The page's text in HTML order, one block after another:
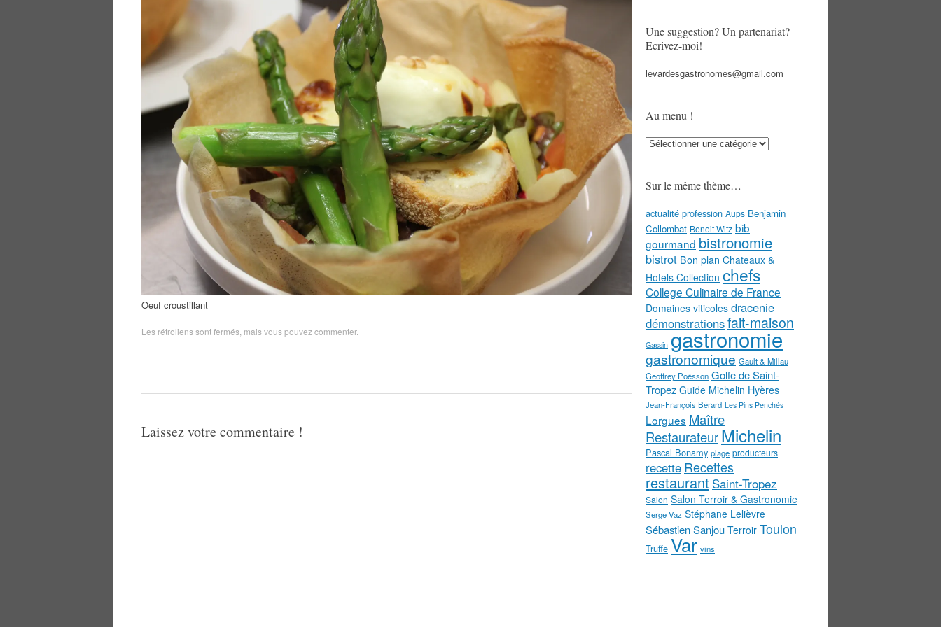
Oeuf croustillant
Les rétroliens sont fermés, mais vous pouvezcommenter.
Laissez votre commentaire !
Une suggestion? Un partenariat?
Ecrivez-moi!
levardesgastronomes@gmail.com
Au menu !
Au
Sur le même thème…
actualité profession Aups Benjamin
Collombat Benoit Witz bib
gourmand bistronomie
bistrot Bon plan Chateaux &
Hotels Collection chefs
College Culinaire de France
Domaines viticoles dracenie
démonstrationsfait-maison
Gassin gastronomie
gastronomique Gault & Millau
Geoffrey Poësson Golfe de Saint-
Tropez Guide Michelin Hyères
Jean-François Bérard Les Pins Penchés
Lorgues Maître
RestaurateurMichelin
Pascal Bonamy plage producteurs
recette Recettes
restaurant Saint-Tropez
Salon Salon Terroir & Gastronomie
Serge Vaz Stéphane Lelièvre
Sébastien Sanjou Terroir Toulon
Truffe Var vins